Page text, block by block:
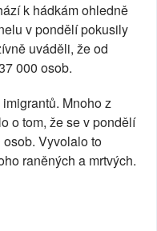
k hádkám ohledně
v pondělí pokusily
uváděli, že od
000 osob.
Mnoho z
o tom, že se v pondělí
Vyvolalo to
raněných a mrtvých.